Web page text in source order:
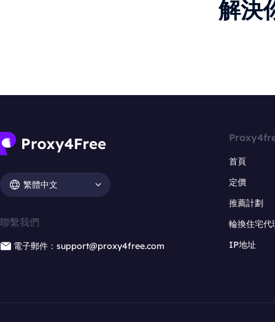
解決
繁體中文
聯繫我們
電子郵件：support@proxy4free.com
首頁
定價
推薦計劃
輪換住宅代
IP地址